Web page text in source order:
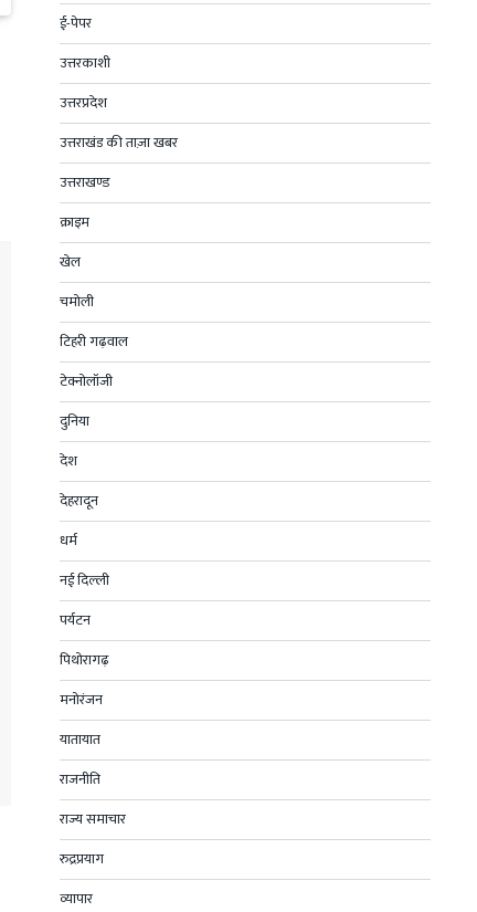
ई-पेपर
उत्तरकाशी
उत्तरप्रदेश
उत्तराखंड की ताज़ा खबर
उत्तराखण्ड
क्राइम
खेल
चमोली
टिहरी गढ़वाल
टेक्नोलॉजी
दुनिया
देश
देहरादून
धर्म
नई दिल्ली
पर्यटन
पिथोरागढ़
मनोरंजन
यातायात
राजनीति
राज्य समाचार
रुद्रप्रयाग
व्यापार